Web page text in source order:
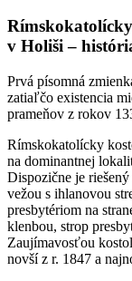
v Holiši –
Prvá písomná
zatiaľčo existencia
prameňov z rokov
Rímskokatolícky
na dominantnej
Dispozične je
vežou s ihlanovou
presbytériom na
klenbou, strop
Zaujímavosťou
novší z r. 1847 a